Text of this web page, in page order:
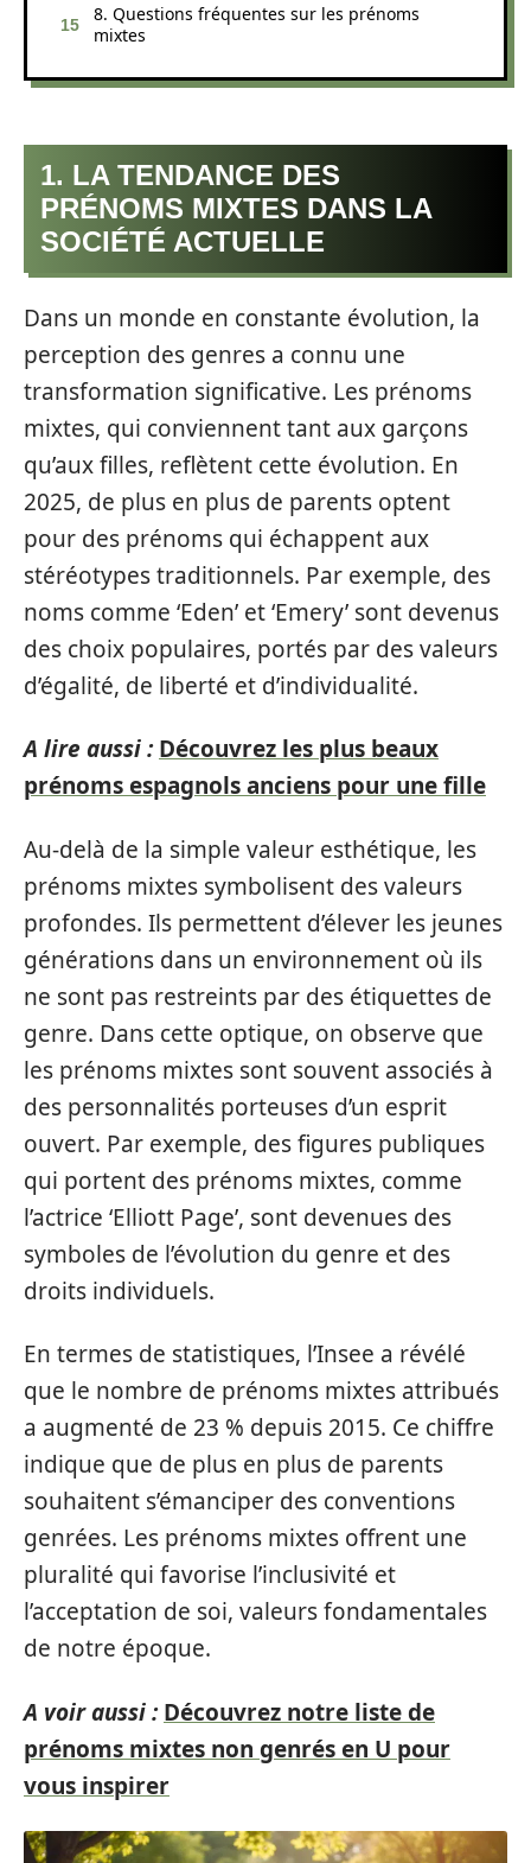
8. Questions fréquentes sur les prénoms
mixtes
1. LA TENDANCE DES
PRÉNOMS MIXTES DANS LA
SOCIÉTÉ ACTUELLE
Dans un monde en constante évolution, la
perception des genres a connu une
transformation significative. Les prénoms
mixtes, qui conviennent tant aux garçons
qu’aux filles, reflètent cette évolution. En
2025, de plus en plus de parents optent
pour des prénoms qui échappent aux
stéréotypes traditionnels. Par exemple, des
noms comme ‘Eden’ et ‘Emery’ sont devenus
des choix populaires, portés par des valeurs
d’égalité, de liberté et d’individualité.
A lire aussi : Découvrez les plus beaux
prénoms espagnols anciens pour une fille
Au-delà de la simple valeur esthétique, les
prénoms mixtes symbolisent des valeurs
profondes. Ils permettent d’élever les jeunes
générations dans un environnement où ils
ne sont pas restreints par des étiquettes de
genre. Dans cette optique, on observe que
les prénoms mixtes sont souvent associés à
des personnalités porteuses d’un esprit
ouvert. Par exemple, des figures publiques
qui portent des prénoms mixtes, comme
l’actrice ‘Elliott Page’, sont devenues des
symboles de l’évolution du genre et des
droits individuels.
En termes de statistiques, l’Insee a révélé
que le nombre de prénoms mixtes attribués
a augmenté de 23 % depuis 2015. Ce chiffre
indique que de plus en plus de parents
souhaitent s’émanciper des conventions
genrées. Les prénoms mixtes offrent une
pluralité qui favorise l’inclusivité et
l’acceptation de soi, valeurs fondamentales
de notre époque.
A voir aussi : Découvrez notre liste de
prénoms mixtes non genrés en U pour
vous inspirer